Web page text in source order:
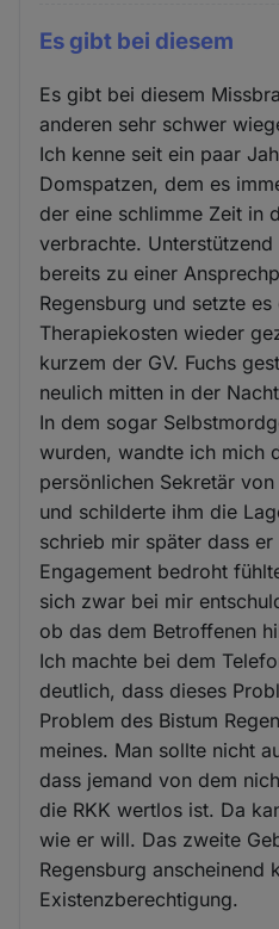
Es gibt bei diesem
Es gibt bei diesem
anderen sehr schwer
Ich kenne seit ein paar
Domspatzen, dem es
der eine schlimme Zeit in
verbrachte.
bereits zu einer
Regensburg und setzte
Therapiekosten wieder
kurzem der GV. Fuchs
neulich mitten in der
In dem sogar
wurden, wandte ich mich
persönlichen Sekretär
und schilderte ihm die
schrieb mir später dass
Engagement bedroht
sich zwar bei mir
ob das dem Betroffenen
Ich machte bei dem
deutlich, dass dieses
Problem des Bistum
meines. Man sollte nicht
dass jemand von dem
die RKK wertlos ist. Da
wie er will. Das zweite
Regensburg anscheinend
Existenzberechtigung.